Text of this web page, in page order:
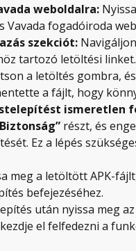
weboldalra:
Vavada fogadóiroda
szekciót:
tartozó letöltési
a letöltés gombra,
a fájlt, hogy
ismeretlen
részt, és
Ez a lépés
meg a letöltött APK-
befejezéséhez.
után nyissa meg
el felfedezni a